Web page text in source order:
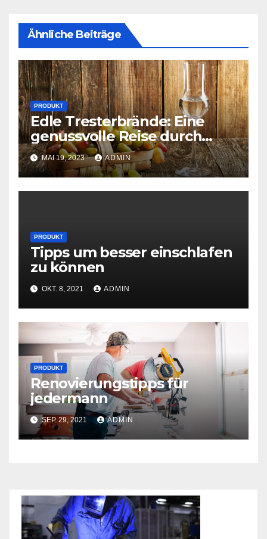
Ähnliche Beiträge
PRODUKT
Edle Tresterbrände: Eine
genussvolle Reise durch
Geschichte und Herstellung
MAI 19, 2023 ADMIN
PRODUKT
Tipps um besser einschlafen
zu können
OKT. 8, 2021 ADMIN
PRODUKT
Renovierungstipps für
jedermann
SEP. 29, 2021 ADMIN